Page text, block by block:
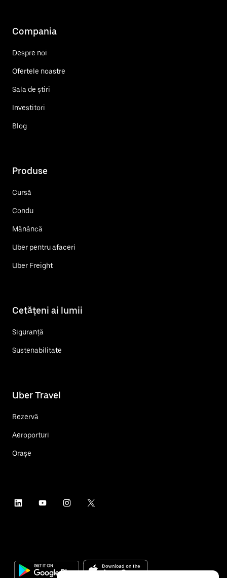
Compania
Despre noi
Ofertele noastre
Sala de știri
Investitori
Blog
Produse
Cursă
Condu
Mănâncă
Uber pentru afaceri
Uber Freight
Cetățeni ai lumii
Siguranță
Sustenabilitate
Uber Travel
Rezervă
Aeroporturi
Orașe